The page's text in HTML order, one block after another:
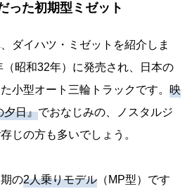
った初期型ミゼット
ダイハツ・ミゼットを紹介しま
昭和32年）に発売され、日本の
小型オート三輪トラックです。 映
夕日』でおなじみの、ノスタルジ
じの方も多いでしょう。
の2人乗りモデル （MP型）です